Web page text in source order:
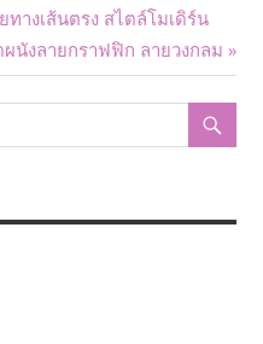
ทางเส้นตรง สไตล์โมเดิร์น
ผนังลายกราฟฟิก ลายวงกลม